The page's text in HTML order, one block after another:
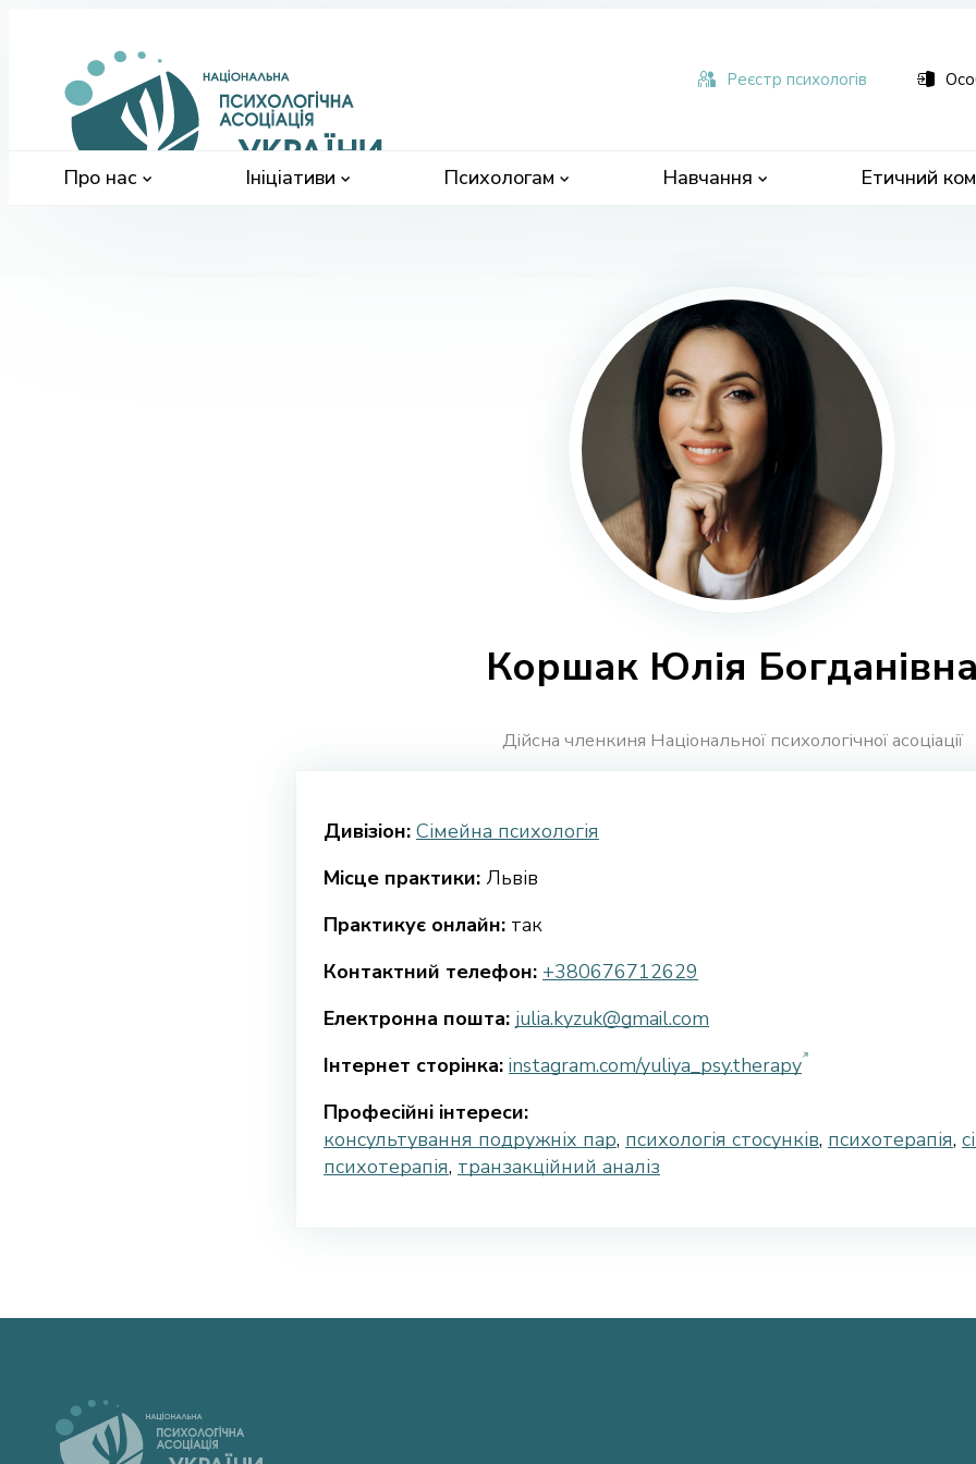
Про нас
Ініціативи Психологам Навчання Етичний
Реєстр психологів
Коршак Юлія
Дійсна членкиня Національної психологічної асоціації
Дивізіон: Сімейна психологія
Місце практики: Львів
Практикує онлайн: так
Контактний телефон: +380676712629
Електронна пошта: julia.kyzuk@gmail.com
Інтернет сторінка: instagram.com/yuliya_psy.therapy
Професійні інтереси:
консультування подружніх пар, психологія стосунків, психотерапія,
психотерапія, транзакційний аналіз